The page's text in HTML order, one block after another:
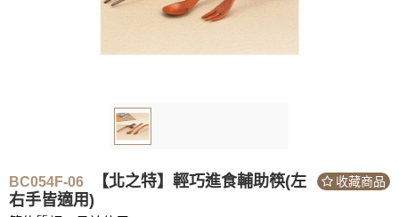
收藏商品
BC054F-06
【北之特】輕巧進食輔助筷(左
右手皆適用)